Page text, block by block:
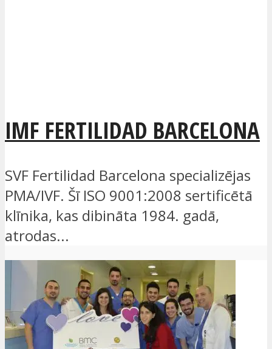
IMF FERTILIDAD BARCELONA
SVF Fertilidad Barcelona specializējas
PMA/IVF. Šī ISO 9001:2008 sertificētā
klīnika, kas dibināta 1984. gadā,
atrodas...